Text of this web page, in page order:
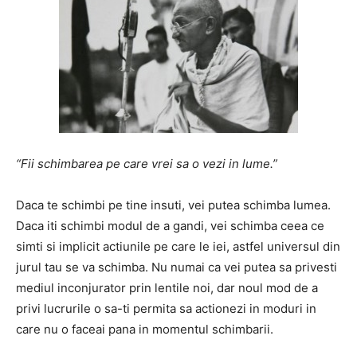
“Fii schimbarea pe care vrei sa o vezi in lume.”
Daca te schimbi pe tine insuti, vei putea schimba lumea.
Daca iti schimbi modul de a gandi, vei schimba ceea ce
simti si implicit actiunile pe care le iei, astfel universul din
jurul tau se va schimba. Nu numai ca vei putea sa privesti
mediul inconjurator prin lentile noi, dar noul mod de a
privi lucrurile o sa-ti permita sa actionezi in moduri in
care nu o faceai pana in momentul schimbarii.